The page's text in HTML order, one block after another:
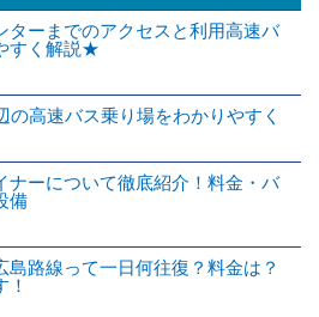
ターまでのアクセスと利用高速バ
すく解説★
の高速バス乗り場をわかりやすく
ナーについて徹底紹介！料金・バ
備
島路線って一日何往復？料金は？
！